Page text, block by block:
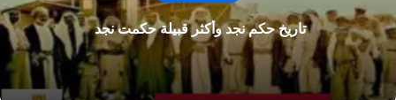
تاريخ حكم نجد وأكثر قبيلة حكمت نجد